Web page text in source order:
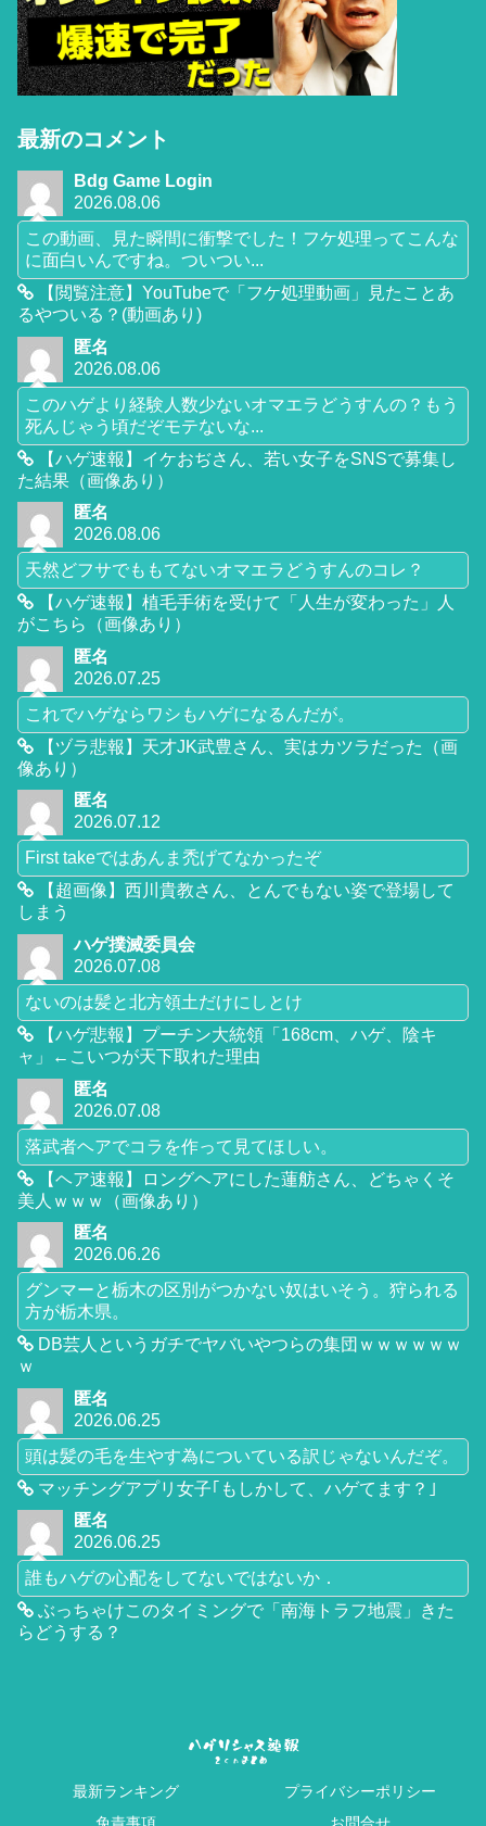
最新のコメント
Bdg Game Login
2026.08.06
この動画、見た瞬間に衝撃でした！フケ処理ってこんな
に面白いんですね。ついつい...
【閲覧注意】YouTubeで「フケ処理動画」見たことあ
るやついる？(動画あり)
匿名
2026.08.06
このハゲより経験人数少ないオマエラどうすんの？もう
死んじゃう頃だぞモテないな...
【ハゲ速報】イケおぢさん、若い女子をSNSで募集し
た結果（画像あり）
匿名
2026.08.06
天然どフサでももてないオマエラどうすんのコレ？
【ハゲ速報】植毛手術を受けて「人生が変わった」人
がこちら（画像あり）
匿名
2026.07.25
これでハゲならワシもハゲになるんだが。
【ヅラ悲報】天才JK武豊さん、実はカツラだった（画
像あり）
匿名
2026.07.12
First takeではあんま禿げてなかったぞ
【超画像】西川貴教さん、とんでもない姿で登場して
しまう
ハゲ撲滅委員会
2026.07.08
ないのは髪と北方領土だけにしとけ
【ハゲ悲報】プーチン大統領「168cm、ハゲ、陰キ
ャ」←こいつが天下取れた理由
匿名
2026.07.08
落武者ヘアでコラを作って見てほしい。
【ヘア速報】ロングヘアにした蓮舫さん、どちゃくそ
美人ｗｗｗ（画像あり）
匿名
2026.06.26
グンマーと栃木の区別がつかない奴はいそう。狩られる
方が栃木県。
DB芸人というガチでヤバいやつらの集団ｗｗｗｗｗｗ
ｗ
匿名
2026.06.25
頭は髪の毛を生やす為についている訳じゃないんだぞ。
マッチングアプリ女子｢もしかして、ハゲてます？｣
匿名
2026.06.25
誰もハゲの心配をしてないではないか．
ぶっちゃけこのタイミングで「南海トラフ地震」きた
らどうする？
最新ランキング
プライバシーポリシー